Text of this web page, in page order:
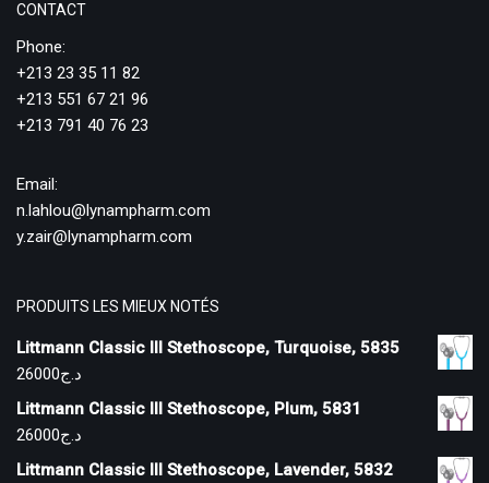
CONTACT
Phone:
+213 23 35 11 82
+213 551 67 21 96
+213 791 40 76 23
Email:
n.lahlou@lynampharm.com
y.zair@lynampharm.com
PRODUITS LES MIEUX NOTÉS
Littmann Classic III Stethoscope, Turquoise, 5835
د.ج26000
Littmann Classic III Stethoscope, Plum, 5831
د.ج26000
Littmann Classic III Stethoscope, Lavender, 5832